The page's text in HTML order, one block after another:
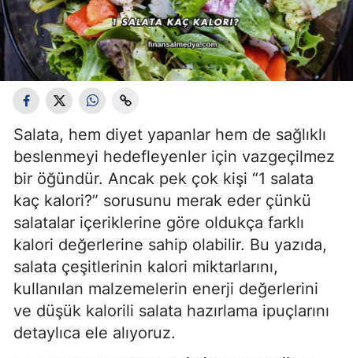
Salata, hem diyet yapanlar hem de sağlıklı
beslenmeyi hedefleyenler için vazgeçilmez
bir öğündür. Ancak pek çok kişi “1 salata
kaç kalori?” sorusunu merak eder çünkü
salatalar içeriklerine göre oldukça farklı
kalori değerlerine sahip olabilir. Bu yazıda,
salata çeşitlerinin kalori miktarlarını,
kullanılan malzemelerin enerji değerlerini
ve düşük kalorili salata hazırlama ipuçlarını
detaylıca ele alıyoruz.